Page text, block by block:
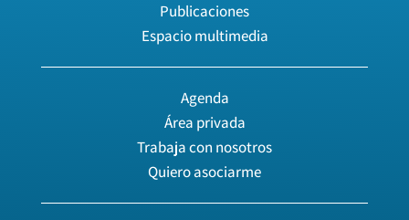
Publicaciones
Espacio multimedia
Agenda
Área privada
Trabaja con nosotros
Quiero asociarme